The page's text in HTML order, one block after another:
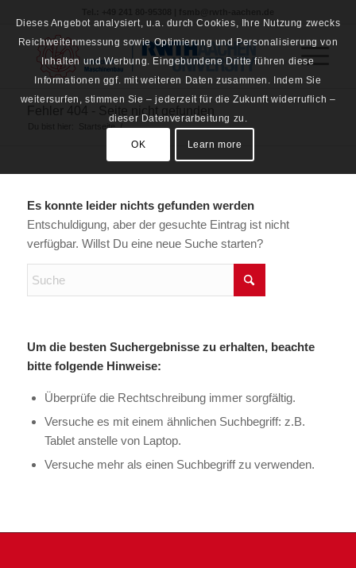
Startseite /
Es konnte leider nichts gefunden werden
Entschuldigung, aber der gesuchte Eintrag ist nicht
verfügbar. Willst Du eine neue Suche starten?
Um die besten Suchergebnisse zu erhalten, beachte
bitte folgende Hinweise:
Überprüfe die Rechtschreibung immer sorgfältig.
Versuche es mit einem ähnlichen Suchbegriff: z.B.
Tablet anstelle von Laptop.
Versuche mehr als einen Suchbegriff zu verwenden.
Dieses Angebot analysiert, u.a. durch Cookies, Ihre Nutzung zwecks
Reichweitenmessung sowie Optimierung und Personalisierung von
Inhalten und Werbung. Eingebundene Dritte führen diese
Informationen ggf. mit weiteren Daten zusammen. Indem Sie
weitersurfen, stimmen Sie – jederzeit für die Zukunft widerruflich –
dieser Datenverarbeitung zu.
OK Learn more